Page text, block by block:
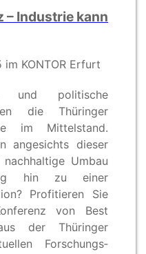
– Industrie kann
KONTOR Erfurt
und politische
die Thüringer
im Mittelstand.
angesichts dieser
Umbau
hin zu einer
Profitieren Sie
von Best
der Thüringer
Forschungs­